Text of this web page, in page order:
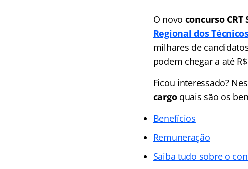
O novo concurso CRT
Regional dos
milhares de
podem chegar a até
Ficou interessado?
cargoquais são os
Benefícios
Remuneração
Saiba tudo sobre o